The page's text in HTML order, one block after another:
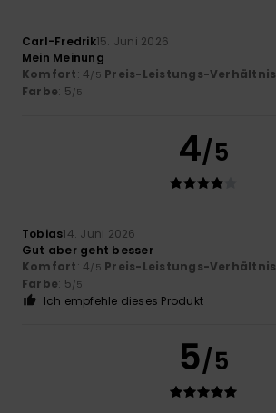
Carl-Fredrik15. Juni 2026
Mein Meinung
Komfort: 4/5 Preis-Leistungs-Verhältnis
Farbe: 5/5
4/5
Tobias14. Juni 2026
Gut aber geht besser
Komfort: 4/5 Preis-Leistungs-Verhältnis
Farbe: 5/5
Ich empfehle dieses Produkt
5/5